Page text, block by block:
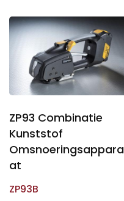
ZP93 Combinatie
Kunststof
Omsnoeringsappara
At
ZP93B